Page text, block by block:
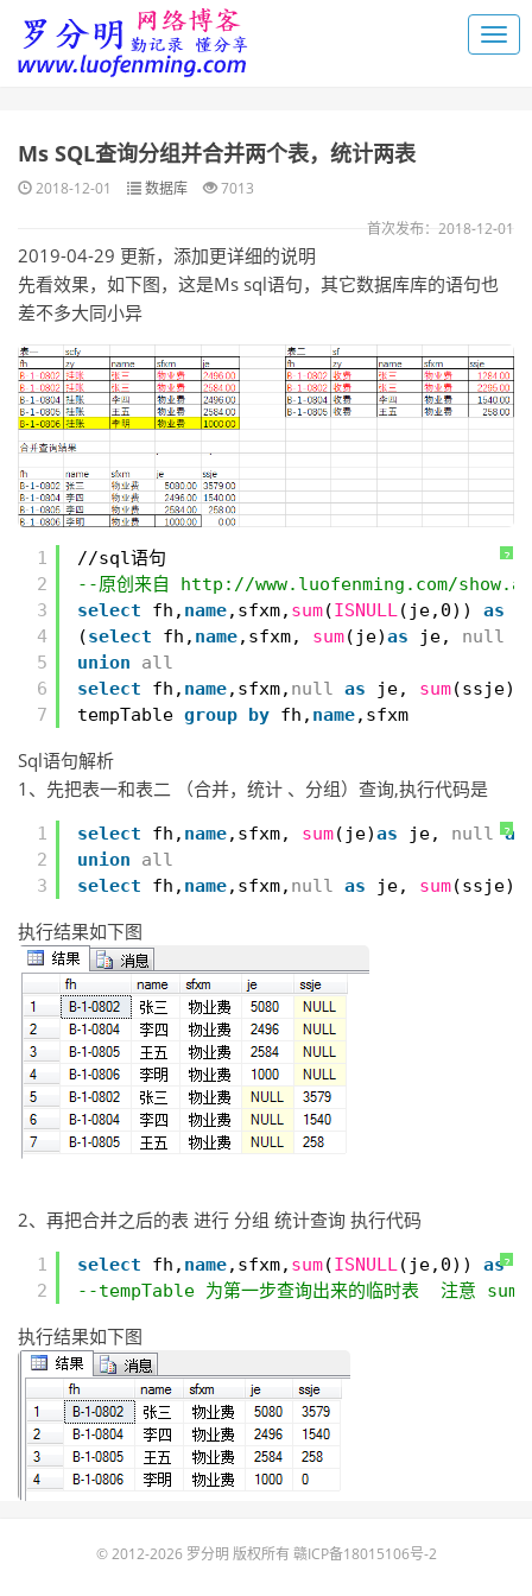
Ms SQL查询分组并合并两个表，统计两表
2018-12-01 数据库
7013
首次发布：2018-12-01
2019-04-29 更新，添加更详细的说明
先看效果，如下图，这是Ms sql语句，其它数据库库的语句也
差不多大同小异
?
1
2
3
4
5
6
7
//sql语句
--原创来自
http://www.luofenming.com/
select
fh, name,sfxm, sum(ISNULL(je,0)) as
(select fh, name,sfxm, sum(je)as je, null
union
all
select
fh, name,sfxm, null as je, sum(ssje)
tempTable group by fh, name,sfxm
Sql语句解析
1、先把表一和表二 （合并，统计 、分组）查询,执行代码是
?
1
2
3
select fh, name,sfxm, sum(je)as je, null as
union
all
select
fh, name,sfxm, null as je, sum(ssje)
执行结果如下图
2、再把合并之后的表 进行 分组 统计查询 执行代码
?
1
2
select fh, name,sfxm, sum(ISNULL(je,0)) as
--tempTable 为第一步查询出来的临时表  注意
执行结果如下图
© 2012-2026 罗分明 版权所有 赣ICP备18015106号-2